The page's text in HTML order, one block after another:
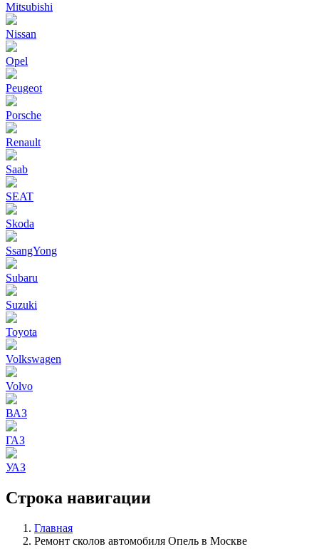
Mitsubishi
Nissan
Opel
Peugeot
Porsche
Renault
Saab
SEAT
Skoda
SsangYong
Subaru
Suzuki
Toyota
Volkswagen
Volvo
ВАЗ
ГАЗ
УАЗ
Строка навигации
Главная
Ремонт сколов автомобиля Опель в Москве